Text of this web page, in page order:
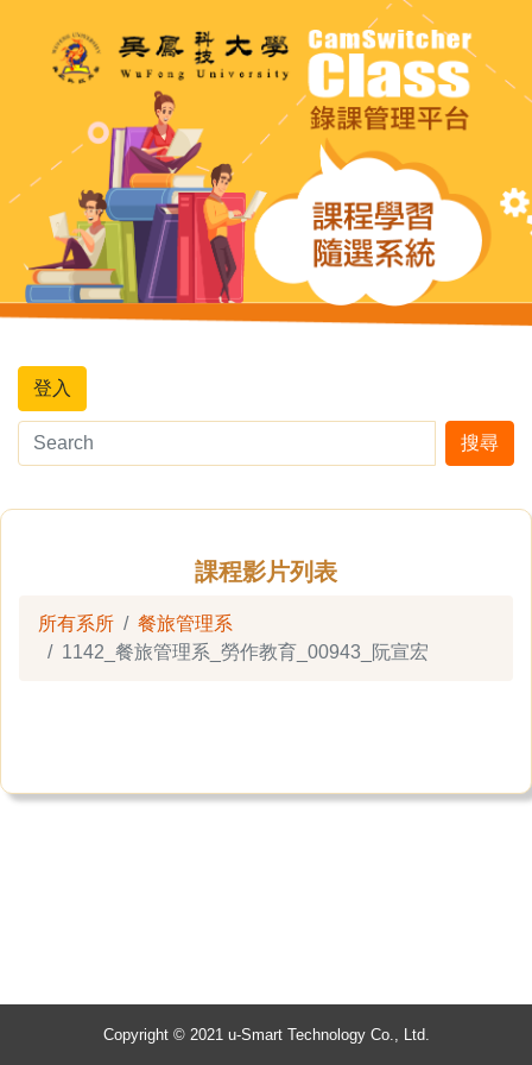
登入
搜尋
課程影片列表
所有系所
餐旅管理系
1142_餐旅管理系_勞作教育_00943_阮宣宏
Copyright © 2021 u-Smart Technology Co., Ltd.